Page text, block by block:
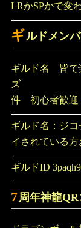
LRかSPかで変
ギルドメン
ギルド名 皆で
ズ ギル
件 初心者歓迎
ギルド名：ジ
イされている方
ギルドID
7 周年神龍